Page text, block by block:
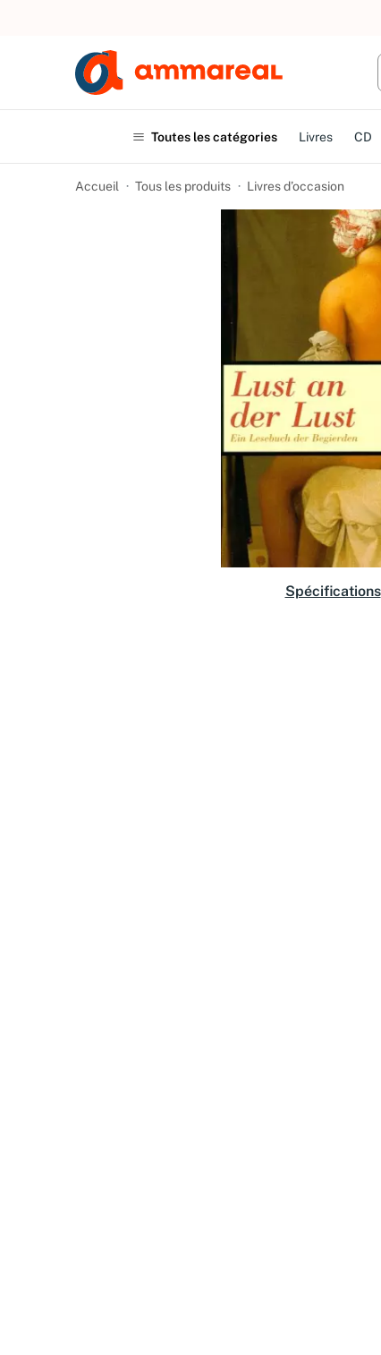
UN
Toutes les catégories Livres CD
Accueil Tous les produits Livres d’occasion
Spécifications